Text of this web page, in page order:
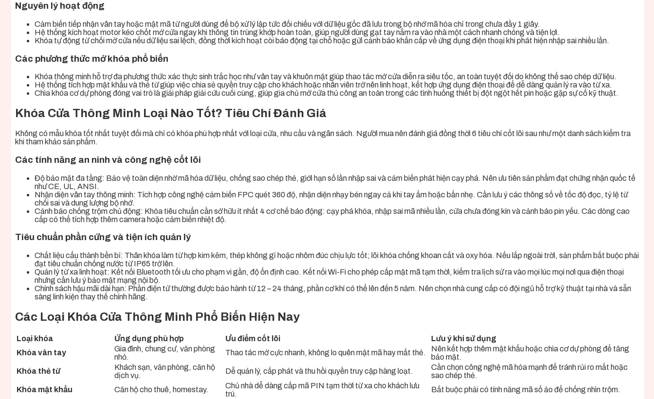
Nguyên lý hoạt động
Cảm biến tiếp nhận vân tay hoặc mật mã từ người dùng để bộ xử lý lập tức đối chiếu với dữ liệu gốc đã lưu trong bộ nhớ mã hóa chỉ trong chưa đầy 1 giây.
Hệ thống kích hoạt motor kéo chốt mở cửa ngay khi thông tin trùng khớp hoàn toàn, giúp người dùng gạt tay nắm ra vào nhà một cách nhanh chóng và tiện lợi.
Khóa tự động từ chối mở cửa nếu dữ liệu sai lệch, đồng thời kích hoạt còi báo động tại chỗ hoặc gửi cảnh báo khẩn cấp về ứng dụng điện thoại khi phát hiện nhập sai nhiều lần.
Các phương thức mở khóa phổ biến
Khóa thông minh hỗ trợ đa phương thức xác thực sinh trắc học như vân tay và khuôn mặt giúp thao tác mở cửa diễn ra siêu tốc, an toàn tuyệt đối do không thể sao chép dữ liệu.
Hệ thống tích hợp mật khẩu và thẻ từ giúp việc chia sẻ quyền truy cập cho khách hoặc nhân viên trở nên linh hoạt, kết hợp ứng dụng điện thoại để dễ dàng quản lý ra vào từ xa.
Chìa khóa cơ dự phòng đóng vai trò là giải pháp giải cứu cuối cùng, giúp gia chủ mở cửa thủ công an toàn trong các tình huống thiết bị đột ngột hết pin hoặc gặp sự cố kỹ thuật.
Khóa Cửa Thông Minh Loại Nào Tốt? Tiêu Chí Đánh Giá
Không có mẫu khóa tốt nhất tuyệt đối mà chỉ có khóa phù hợp nhất với loại cửa, nhu cầu và ngân sách. Người mua nên đánh giá đồng thời 6 tiêu chí cốt lõi sau như một danh sách kiểm tra
khi tham khảo sản phẩm.
Các tính năng an ninh và công nghệ cốt lõi
Độ bảo mật đa tầng: Bảo vệ toàn diện nhờ mã hóa dữ liệu, chống sao chép thẻ, giới hạn số lần nhập sai và cảm biến phát hiện cạy phá. Nên ưu tiên sản phẩm đạt chứng nhận quốc tế
như CE, UL, ANSI.
Nhận diện vân tay thông minh: Tích hợp công nghệ cảm biến FPC quét 360 độ, nhận diện nhạy bén ngay cả khi tay ẩm hoặc bẩn nhẹ. Cần lưu ý các thông số về tốc độ đọc, tỷ lệ từ
chối sai và dung lượng bộ nhớ.
Cảnh báo chống trộm chủ động: Khóa tiêu chuẩn cần sở hữu ít nhất 4 cơ chế báo động: cạy phá khóa, nhập sai mã nhiều lần, cửa chưa đóng kín và cảnh báo pin yếu. Các dòng cao
cấp có thể tích hợp thêm camera hoặc cảm biến nhiệt độ.
Tiêu chuẩn phần cứng và tiện ích quản lý
Chất liệu cấu thành bền bỉ: Thân khóa làm từ hợp kim kẽm, thép không gỉ hoặc nhôm đúc chịu lực tốt; lõi khóa chống khoan cắt và oxy hóa. Nếu lắp ngoài trời, sản phẩm bắt buộc phải
đạt tiêu chuẩn chống nước từ IP65 trở lên.
Quản lý từ xa linh hoạt: Kết nối Bluetooth tối ưu cho phạm vi gần, độ ổn định cao. Kết nối Wi-Fi cho phép cấp mật mã tạm thời, kiểm tra lịch sử ra vào mọi lúc mọi nơi qua điện thoại
nhưng cần lưu ý bảo mật mạng nội bộ.
Chính sách hậu mãi dài hạn: Phần điện tử thường được bảo hành từ 12 – 24 tháng, phần cơ khí có thể lên đến 5 năm. Nên chọn nhà cung cấp có đội ngũ hỗ trợ kỹ thuật tại nhà và sẵn
sàng linh kiện thay thế chính hãng.
Các Loại Khóa Cửa Thông Minh Phổ Biến Hiện Nay
Loại khóa Ứng dụng phù hợp Ưu điểm cốt lõi
Lưu ý khi sử dụng
Khóa vân tay
Gia đình, chung cư, văn phòng
nhỏ.
Thao tác mở cực nhanh, không lo quên mật mã hay mất thẻ.
Nên kết hợp thêm mật khẩu hoặc chìa cơ dự phòng để tăng
bảo mật.
Khóa thẻ từ
Khách sạn, văn phòng, căn hộ
dịch vụ.
Dễ quản lý, cấp phát và thu hồi quyền truy cập hàng loạt.
Cần chọn công nghệ mã hóa mạnh để tránh rủi ro mất hoặc
sao chép thẻ.
Khóa mật khẩu
Căn hộ cho thuê, homestay.
Chủ nhà dễ dàng cấp mã PIN tạm thời từ xa cho khách lưu
trú.
Bắt buộc phải có tính năng mã số ảo để chống nhìn trộm.